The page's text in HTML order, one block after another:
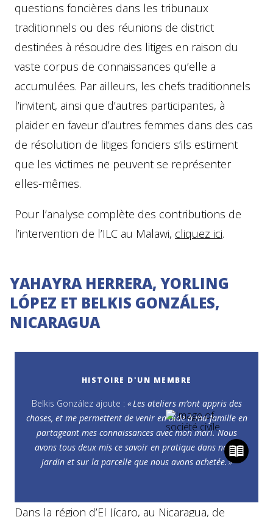
questions foncières dans les tribunaux
traditionnels ou des réunions de district
destinées à résoudre des litiges en raison du
vaste corpus de connaissances qu’elle a
accumulées. Par ailleurs, les chefs traditionnels
l’invitent, ainsi que d’autres participantes, à
plaider en faveur d’autres femmes dans des cas
de résolution de litiges fonciers s’ils estiment
que les victimes ne peuvent se représenter
elles-mêmes.
Pour l’analyse complète des contributions de
l’intervention de l’ILC au Malawi, cliquez ici.
YAHAYRA HERRERA, YORLING
LÓPEZ ET BELKIS GONZÁLES,
NICARAGUA
HISTOIRE D'UN MEMBRE
Belkis González ajoute : « Les ateliers m’ont appris des
choses, et me permettent de venir en aide à ma famille en
partageant mes connaissances avec mon mari. Nous
avons tous deux mis ce savoir en pratique dans notre
jardin et sur la parcelle que nous avons achetée.»
Dans la région d’El Jícaro, au Nicaragua, de
À
TRAVERS
LE
POINT
DE
VUE
DE
Je